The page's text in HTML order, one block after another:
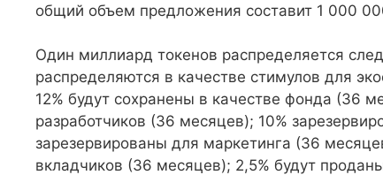
общий объем предложения составит 1 000
Один миллиард токенов распределяется
распределяются в качестве стимулов для
12% будут сохранены в качестве фонда (36
разработчиков (36 месяцев); 10%
зарезервированы для маркетинга (36
вкладчиков (36 месяцев); 2,5% будут